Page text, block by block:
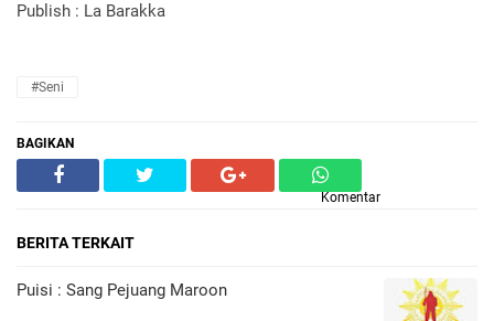
Publish : La Barakka
#Seni
BAGIKAN
Komentar
BERITA TERKAIT
Puisi : Sang Pejuang Maroon